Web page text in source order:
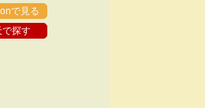
の黄金法則
で見る
で探す